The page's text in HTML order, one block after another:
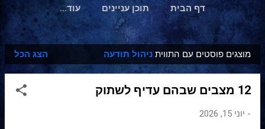
דף הבית תוכן עניינים ‏עוד…
ר
ש
מוצגים פוסטים עם התווית ניהול תודעה הצג הכל
12 מצבים שבהם עדיף לשתוק
- יוני 15, 2026